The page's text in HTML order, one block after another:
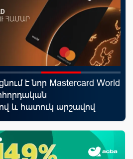
է նոր Mastercard World
և հատուկ արշավով